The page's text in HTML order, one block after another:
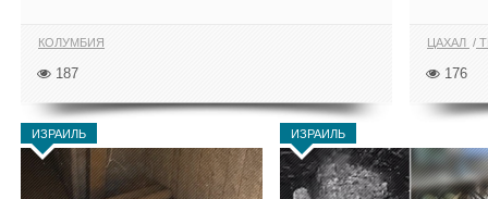
КОЛУМБИЯ
187
ЦАХАЛ
176
ИЗРАИЛЬ ИЗРАИЛЬ